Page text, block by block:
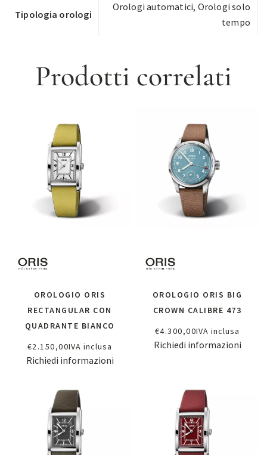
Tipologia orologi
Orologi automatici, Orologi solo
tempo
Prodotti correlati
OROLOGIO ORIS
RECTANGULAR CON
QUADRANTE BIANCO
€2.150,00IVA inclusa
Richiedi informazioni
OROLOGIO ORIS BIG
CROWN CALIBRE 473
€4.300,00IVA inclusa
Richiedi informazioni